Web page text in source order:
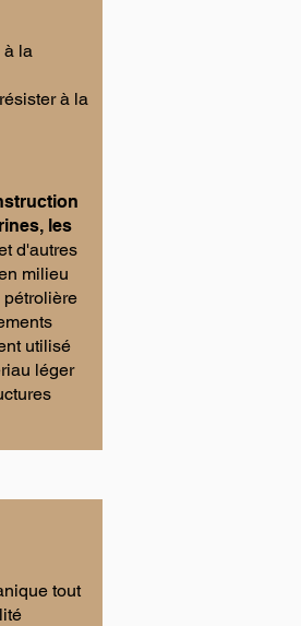
à la
à la
les
d'autres
milieu
pétrolière
utilisé
léger
tout